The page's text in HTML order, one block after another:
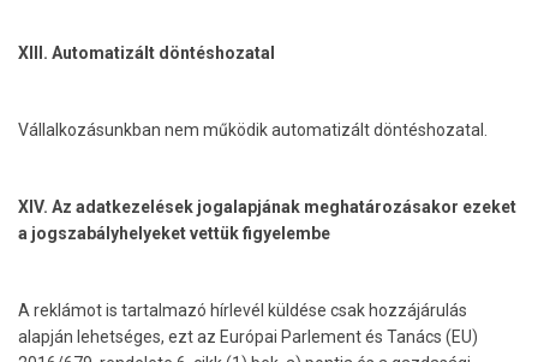
XIII. Automatizált döntéshozatal
Vállalkozásunkban nem működik automatizált döntéshozatal.
XIV. Az adatkezelések jogalapjának meghatározásakor ezeket
a jogszabályhelyeket vettük figyelembe
A reklámot is tartalmazó hírlevél küldése csak hozzájárulás
alapján lehetséges, ezt az Európai Parlement és Tanács (EU)